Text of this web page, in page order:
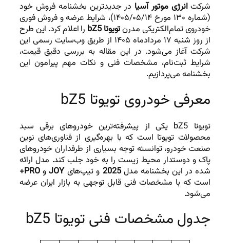
شرکتانرژی موتور آسیا در جدیدترین بخشنامه فروش خود
(شماره ۱۳۰ مورخ ۱۴۰۵/۰۵/۱۴)، شرایط عرضه و فروش فوری
خودروی تمام‌الکتریکی مدرنتویوتا bZ5
را اعلام کرد. این طرح
از روز شنبه ۱۷ مردادماه ۱۴۰۵ از طریق وب‌سایت رسمی این
شرکت آغاز می‌شود. در این مقاله به بررسی دقیق قیمت،
شرایط ثبت‌نام، مشخصات فنی و نکات مهم پیرامون این
بخشنامه می‌پردازیم.
معرفی خودروی تویوتا bZ5
تویوتا bZ5 یکی از پیشرفته‌ترین خودروهای برقی سبد
محصولات تویوتا است که با بهره‌گیری از فناوری‌های نوین
صنعت خودرو، توانسته توجه بسیاری از طرفداران خودروهای
پاک و دوستدار محیط زیست را به خود جلب کند. مدل ارائه
شده در این بخشنامه مدل2025 و تیپ‌هایJOYوPRO+
است که با مشخصات فنی قابل توجهی به بازار ایران عرضه
می‌شود.
جدول مشخصات فنی تویوتا bZ5